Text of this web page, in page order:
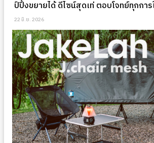
ป์ปิ้งขยายได้ ดีไซน์สุดเท่ ตอบโจทย์ทุกการ
22 มิ.ย. 2026